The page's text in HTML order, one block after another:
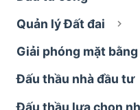
Quản lý Đất đai
Giải phóng mặt bằng
Đấu thầu nhà đầu tư
Đấu thầu lựa chọn